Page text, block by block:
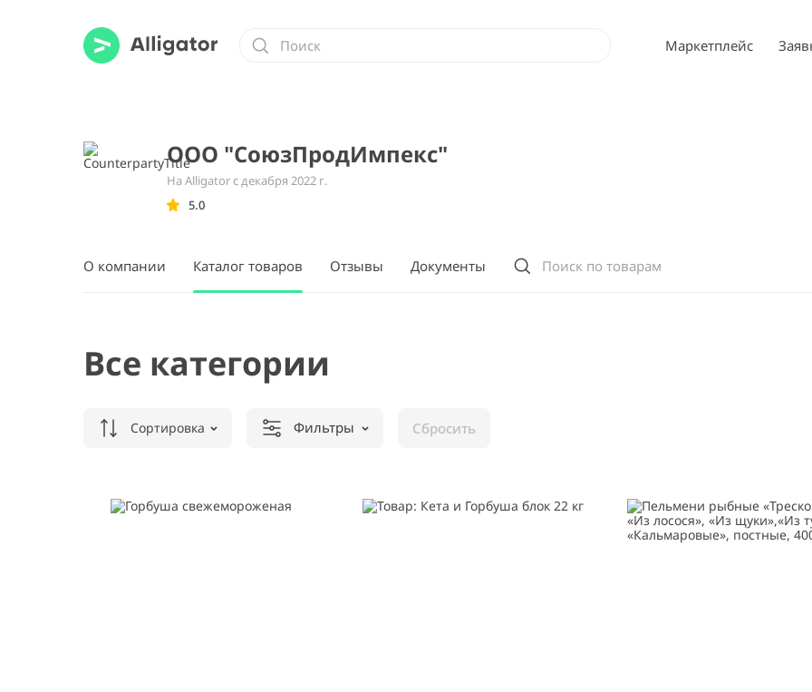
Маркетплейс
ООО "СоюзПродИмпекс"
На Alligator с декабря 2022 г.
5.0
О компании Каталог товаров Отзывы Документы
Все категории
Сортировка Фильтры Сбросить